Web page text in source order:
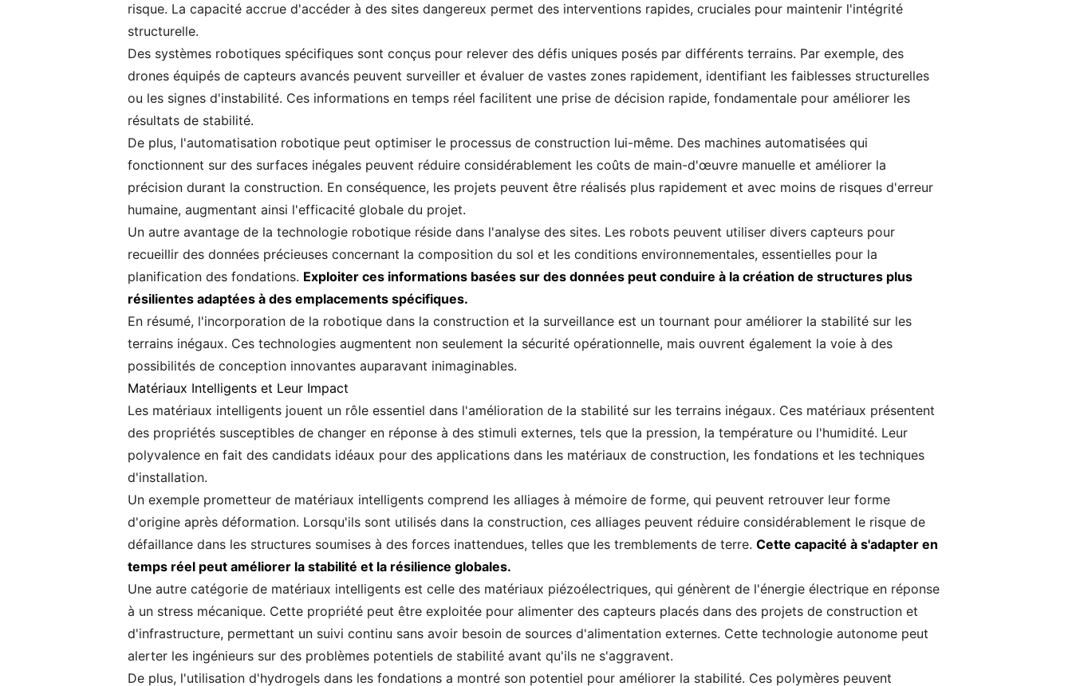
risque. La capacité accrue d'accéder à des sites dangereux permet des interventions rapides, cruciales pour maintenir l'intégrité
structurelle.
Des systèmes robotiques spécifiques sont conçus pour relever des défis uniques posés par différents terrains. Par exemple, des
drones équipés de capteurs avancés peuvent surveiller et évaluer de vastes zones rapidement, identifiant les faiblesses structurelles
ou les signes d'instabilité. Ces informations en temps réel facilitent une prise de décision rapide, fondamentale pour améliorer les
résultats de stabilité.
De plus, l'automatisation robotique peut optimiser le processus de construction lui-même. Des machines automatisées qui
fonctionnent sur des surfaces inégales peuvent réduire considérablement les coûts de main-d'œuvre manuelle et améliorer la
précision durant la construction. En conséquence, les projets peuvent être réalisés plus rapidement et avec moins de risques d'erreur
humaine, augmentant ainsi l'efficacité globale du projet.
Un autre avantage de la technologie robotique réside dans l'analyse des sites. Les robots peuvent utiliser divers capteurs pour
recueillir des données précieuses concernant la composition du sol et les conditions environnementales, essentielles pour la
planification des fondations. Exploiter ces informations basées sur des données peut conduire à la création de structures plus
résilientes adaptées à des emplacements spécifiques.
En résumé, l'incorporation de la robotique dans la construction et la surveillance est un tournant pour améliorer la stabilité sur les
terrains inégaux. Ces technologies augmentent non seulement la sécurité opérationnelle, mais ouvrent également la voie à des
possibilités de conception innovantes auparavant inimaginables.
Matériaux Intelligents et Leur Impact
Les matériaux intelligents jouent un rôle essentiel dans l'amélioration de la stabilité sur les terrains inégaux. Ces matériaux présentent
des propriétés susceptibles de changer en réponse à des stimuli externes, tels que la pression, la température ou l'humidité. Leur
polyvalence en fait des candidats idéaux pour des applications dans les matériaux de construction, les fondations et les techniques
d'installation.
Un exemple prometteur de matériaux intelligents comprend les alliages à mémoire de forme, qui peuvent retrouver leur forme
d'origine après déformation. Lorsqu'ils sont utilisés dans la construction, ces alliages peuvent réduire considérablement le risque de
défaillance dans les structures soumises à des forces inattendues, telles que les tremblements de terre. Cette capacité à s'adapter en
temps réel peut améliorer la stabilité et la résilience globales.
Une autre catégorie de matériaux intelligents est celle des matériaux piézoélectriques, qui génèrent de l'énergie électrique en réponse
à un stress mécanique. Cette propriété peut être exploitée pour alimenter des capteurs placés dans des projets de construction et
d'infrastructure, permettant un suivi continu sans avoir besoin de sources d'alimentation externes. Cette technologie autonome peut
alerter les ingénieurs sur des problèmes potentiels de stabilité avant qu'ils ne s'aggravent.
De plus, l'utilisation d'hydrogels dans les fondations a montré son potentiel pour améliorer la stabilité. Ces polymères peuvent